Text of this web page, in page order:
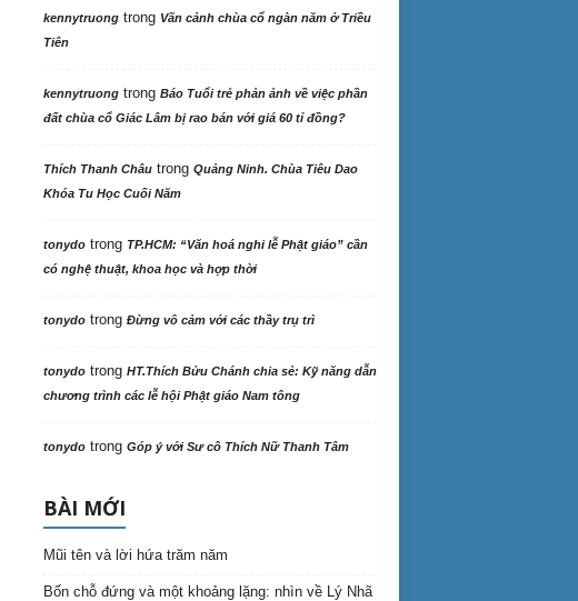
kennytruongtrong Vãn cảnh chùa cổ ngàn năm ở Triều
Tiên
kennytruongtrong Báo Tuổi trẻ phản ảnh về việc phần
đất chùa cổ Giác Lâm bị rao bán với giá 60 tỉ đồng?
Thích Thanh Châutrong Quảng Ninh. Chùa Tiêu Dao
Khóa Tu Học Cuối Năm
tonydotrong TP.HCM: “Văn hoá nghi lễ Phật giáo” cần
có nghệ thuật, khoa học và hợp thời
tonydotrong Đừng vô cảm với các thầy trụ trì
tonydotrong HT.Thích Bửu Chánh chia sẻ: Kỹ năng dẫn
chương trình các lễ hội Phật giáo Nam tông
tonydotrong Góp ý với Sư cô Thích Nữ Thanh Tâm
BÀI MỚI
Mũi tên và lời hứa trăm năm
Bốn chỗ đứng và một khoảng lặng: nhìn về Lý Nhã